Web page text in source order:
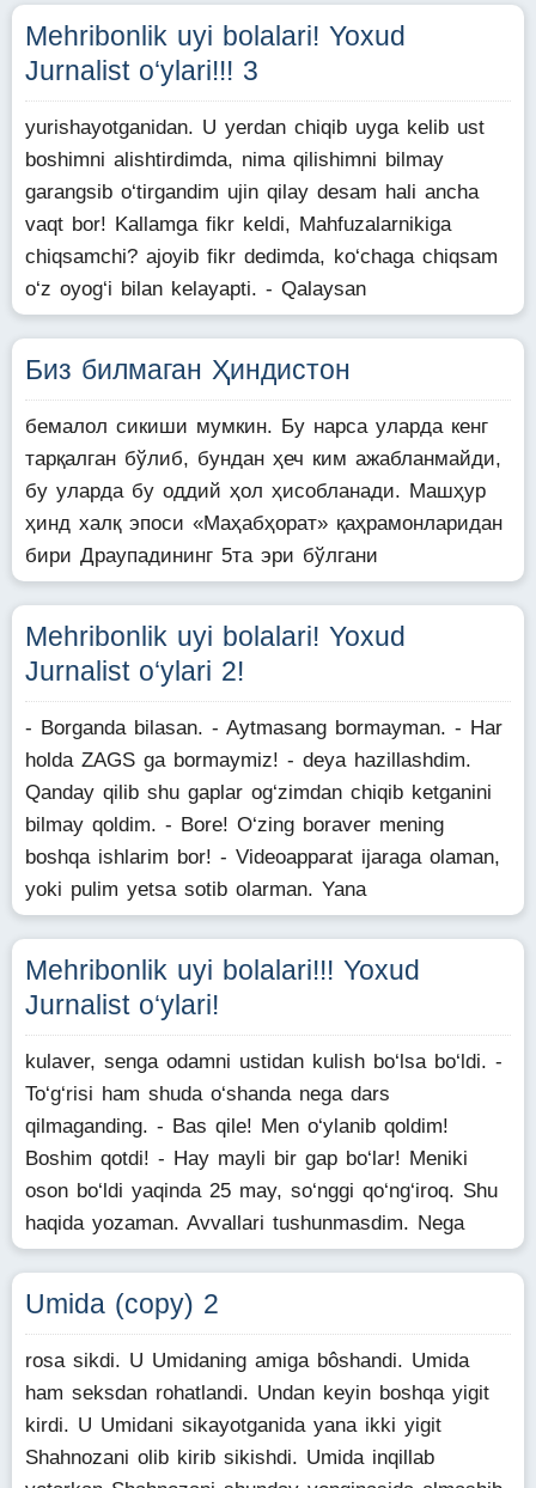
Mehribonlik uyi bolalari! Yoxud
Jurnalist o‘ylari!!! 3
yurishayotganidan. U yerdan chiqib uyga kelib ust
boshimni alishtirdimda, nima qilishimni bilmay
garangsib o‘tirgandim ujin qilay desam hali ancha
vaqt bor! Kallamga fikr keldi, Mahfuzalarnikiga
chiqsamchi? ajoyib fikr dedimda, ko‘chaga chiqsam
o‘z oyog‘i bilan kelayapti. - Qalaysan
Биз билмаган Ҳиндистон
бемалол сикиши мумкин. Бу нарса уларда кенг
тарқалган бўлиб, бундан ҳеч ким ажабланмайди,
бу уларда бу оддий ҳол ҳисобланади. Машҳур
ҳинд халқ эпоси «Маҳабҳорат» қаҳрамонларидан
бири Драупадининг 5та эри бўлгани
Mehribonlik uyi bolalari! Yoxud
Jurnalist o‘ylari 2!
- Borganda bilasan. - Aytmasang bormayman. - Har
holda ZAGS ga bormaymiz! - deya hazillashdim.
Qanday qilib shu gaplar og‘zimdan chiqib ketganini
bilmay qoldim. - Bore! O‘zing boraver mening
boshqa ishlarim bor! - Videoapparat ijaraga olaman,
yoki pulim yetsa sotib olarman. Yana
Mehribonlik uyi bolalari!!! Yoxud
Jurnalist o‘ylari!
kulaver, senga odamni ustidan kulish bo‘lsa bo‘ldi. -
To‘g‘risi ham shuda o‘shanda nega dars
qilmaganding. - Bas qile! Men o‘ylanib qoldim!
Boshim qotdi! - Hay mayli bir gap bo‘lar! Meniki
oson bo‘ldi yaqinda 25 may, so‘nggi qo‘ng‘iroq. Shu
haqida yozaman. Avvallari tushunmasdim. Nega
Umida (copy) 2
rosa sikdi. U Umidaning amiga bôshandi. Umida
ham seksdan rohatlandi. Undan keyin boshqa yigit
kirdi. U Umidani sikayotganida yana ikki yigit
Shahnozani olib kirib sikishdi. Umida inqillab